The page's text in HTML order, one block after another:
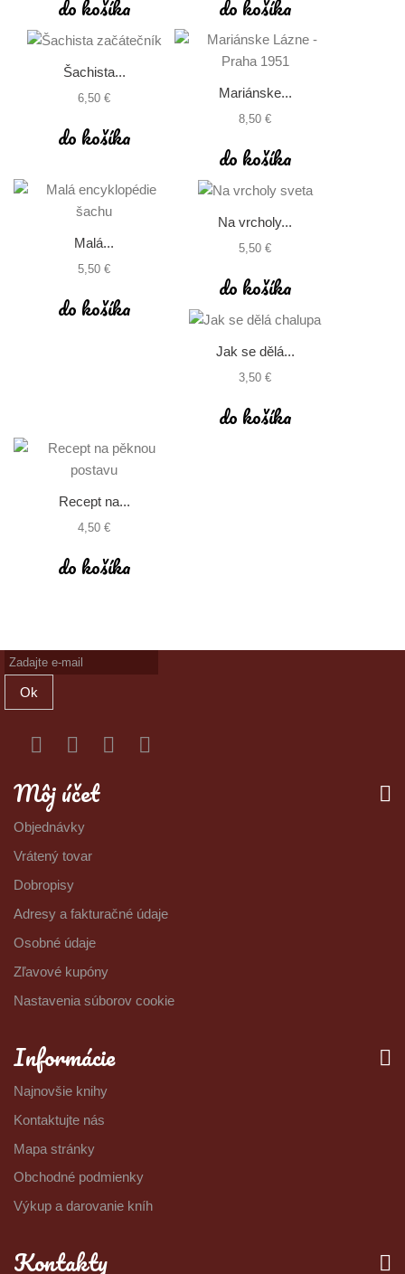
do košíka do košíka
Šachista...
6,50 €
do košíka
Mariánske...
8,50 €
do košíka
Malá...
5,50 €
do košíka
Na vrcholy...
5,50 €
do košíka
Jak se dělá...
3,50 €
do košíka
Recept na...
4,50 €
do košíka
Ok
Môj účet
Objednávky
Vrátený tovar
Dobropisy
Adresy a fakturačné údaje
Osobné údaje
Zľavové kupóny
Nastavenia súborov cookie
Informácie
Najnovšie knihy
Kontaktujte nás
Mapa stránky
Obchodné podmienky
Výkup a darovanie kníh
Kontakty